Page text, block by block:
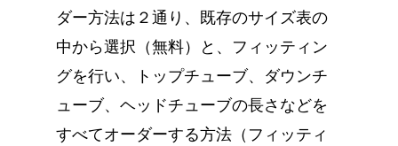
ダー方法は２通り、既存のサイズ表の
中から選択（無料）と、フィッティン
グを行い、トップチューブ、ダウンチ
ューブ、ヘッドチューブの長さなどを
すべてオーダーする方法（フィッティ